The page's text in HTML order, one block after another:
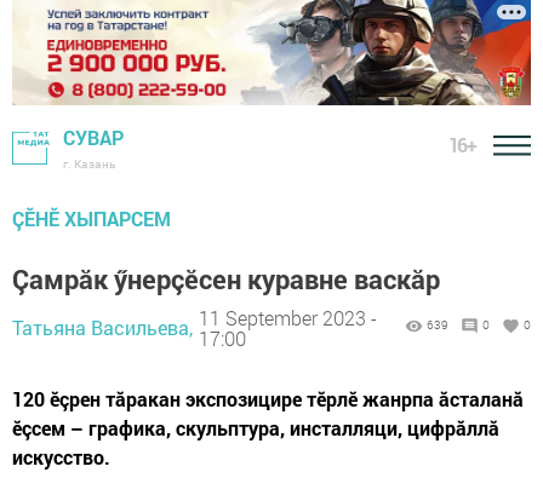
СУВАР
г. Казань
16+
ÇӖНӖ ХЫПАРСЕМ
Çамрăк ӳнерçӗсен куравне васкăр
Татьяна Васильева, 11 September 2023 -
17:00
639 0 0
120 ӗçрен тăракан экспозицире тӗрлӗ жанрпа ăсталанă
ӗçсем – графика, скульптура, инсталляци, цифрăллă
искусство.